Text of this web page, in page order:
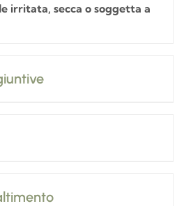
irritata, secca o soggetta a